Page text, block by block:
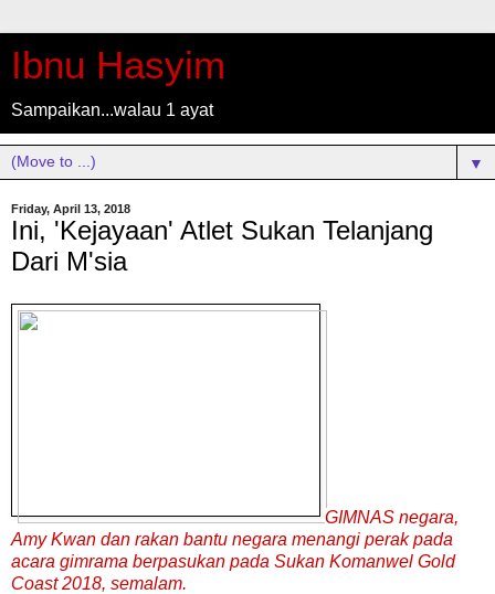
Ibnu Hasyim
Sampaikan...walau 1 ayat
▼
Friday, April 13, 2018
Ini, 'Kejayaan' Atlet Sukan Telanjang
Dari M'sia
GIMNAS negara,
Amy Kwan dan rakan bantu negara menangi perak pada
acara gimrama berpasukan pada Sukan Komanwel Gold
Coast 2018, semalam.